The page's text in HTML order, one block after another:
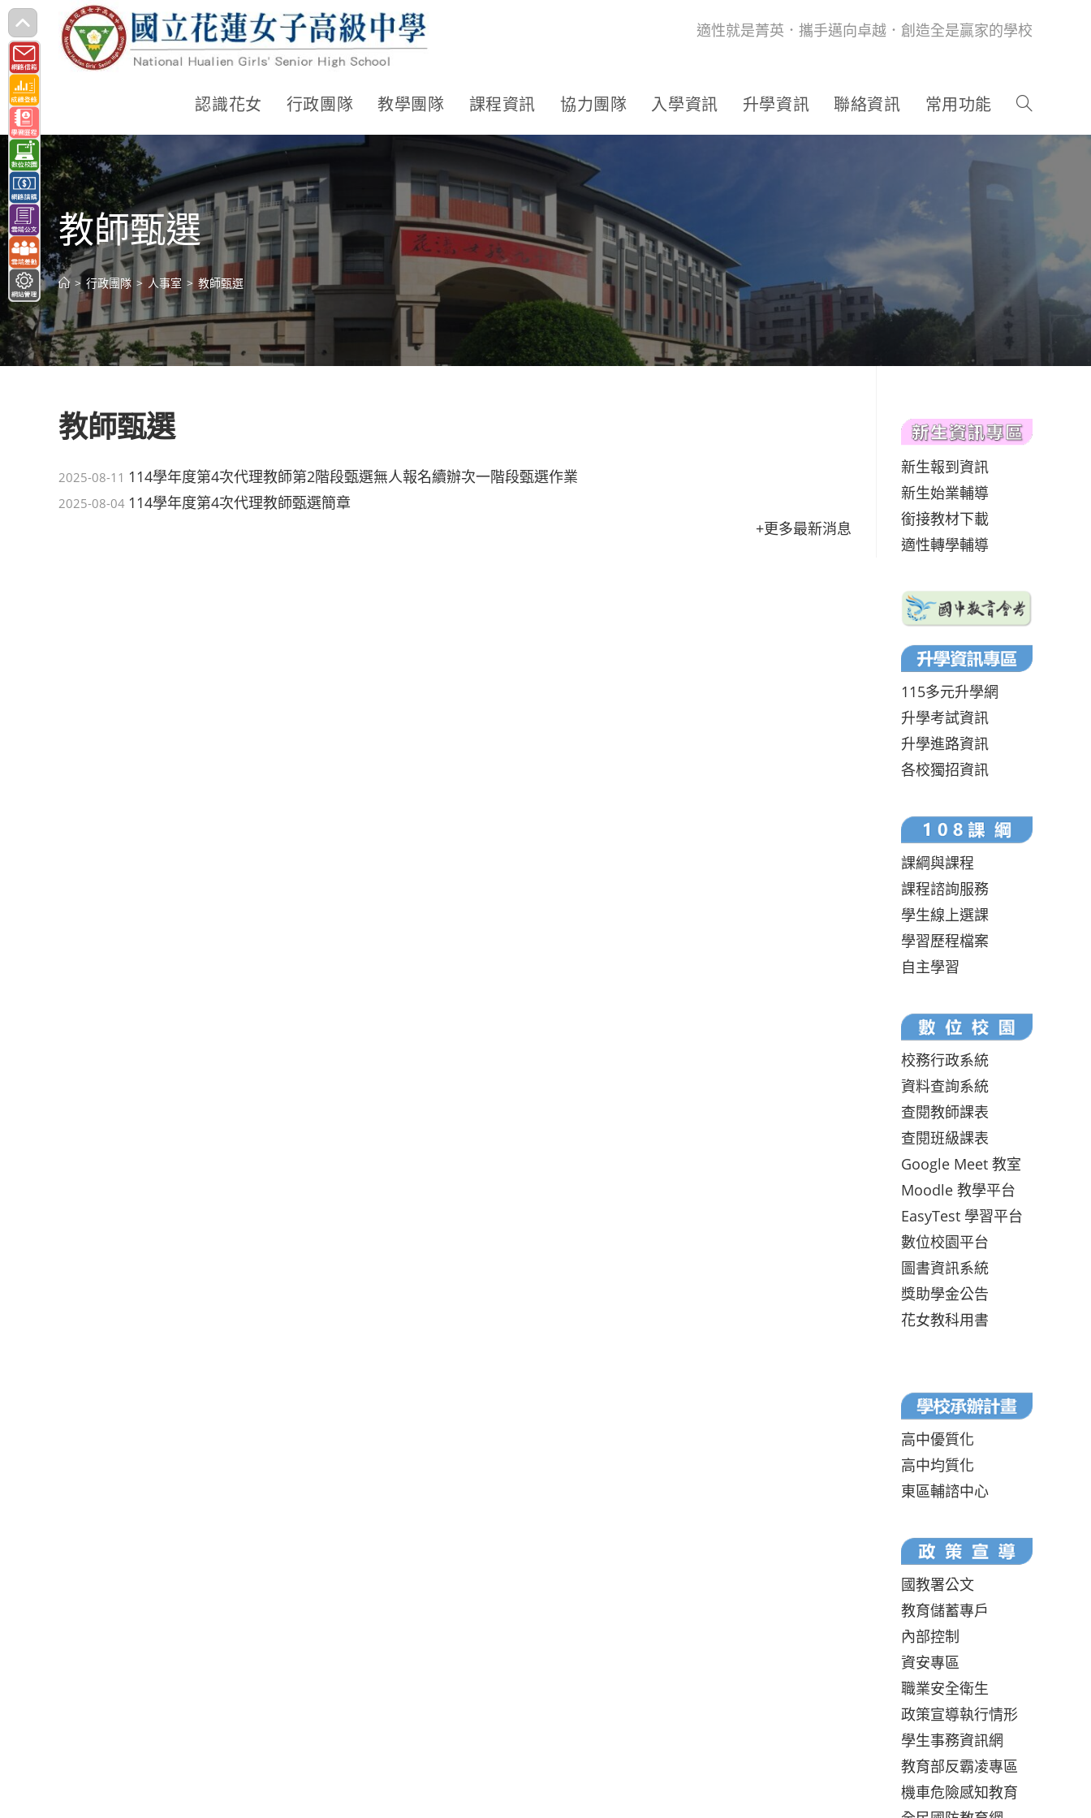
跳
轉
至
主
要
內
容
適性就是菁英．攜手邁向卓越．創造全是贏家的學校
認識花女 行政團隊 教學團隊 課程資訊 協力團隊 入學資訊 升學資訊 聯絡資訊 常用功能
教師甄選
> 行政團隊 > 人事室 > 教師甄選
教師甄選
114學年度第4次代理教師第2階段甄選無人報名續辦次一階段甄選作業
2025-08-11
114學年度第4次代理教師甄選簡章
2025-08-04
+更多最新消息
新生報到資訊
新生始業輔導
銜接教材下載
適性轉學輔導
115多元升學網
升學考試資訊
升學進路資訊
各校獨招資訊
課綱與課程
課程諮詢服務
學生線上選課
學習歷程檔案
自主學習
校務行政系統
資料查詢系統
查閱教師課表
查閱班級課表
Google Meet 教室
Moodle 教學平台
EasyTest 學習平台
數位校園平台
圖書資訊系統
獎助學金公告
花女教科用書
高中優質化
高中均質化
東區輔諮中心
國教署公文
教育儲蓄專戶
內部控制
資安專區
職業安全衛生
政策宣導執行情形
學生事務資訊網
教育部反霸凌專區
機車危險感知教育